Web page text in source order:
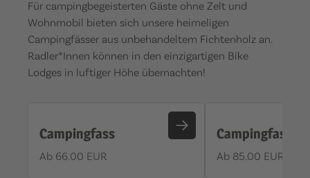
Für campingbegeisterten Gäste ohne Zelt und
Wohnmobil bieten sich unsere heimeligen
Campingfässer aus unbehandeltem Fichtenholz an.
Radler*Innen können in den einzigartigen Bike
Lodges in luftiger Höhe übernachten!
Campingfass
Ab 66.00 EUR
Campingfass
Ab 85.00 EUR